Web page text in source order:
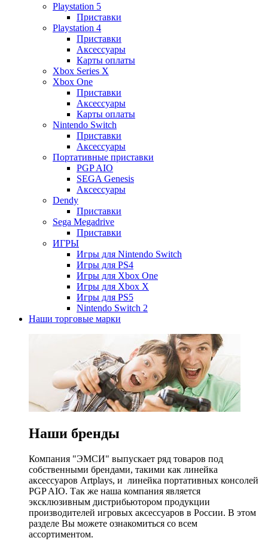
Playstation 5
Приставки
Playstation 4
Приставки
Аксессуары
Карты оплаты
Xbox Series X
Xbox One
Приставки
Аксессуары
Карты оплаты
Nintendo Switch
Приставки
Аксессуары
Портативные приставки
PGP AIO
SEGA Genesis
Аксессуары
Dendy
Приставки
Sega Megadrive
Приставки
ИГРЫ
Игры для Nintendo Switch
Игры для PS4
Игры для Xbox One
Игры для Xbox X
Игры для PS5
Nintendo Switch 2
Наши торговые марки
Наши бренды
Компания "ЭМСИ" выпускает ряд товаров под
собственными брендами, такими как линейка
аксессуаров Artplays, и линейка портативных консолей
PGP AIO. Так же наша компания является
эксклюзивным дистрибьютором продукции
производителей игровых аксессуаров в России. В этом
разделе Вы можете ознакомиться со всем
ассортиментом.